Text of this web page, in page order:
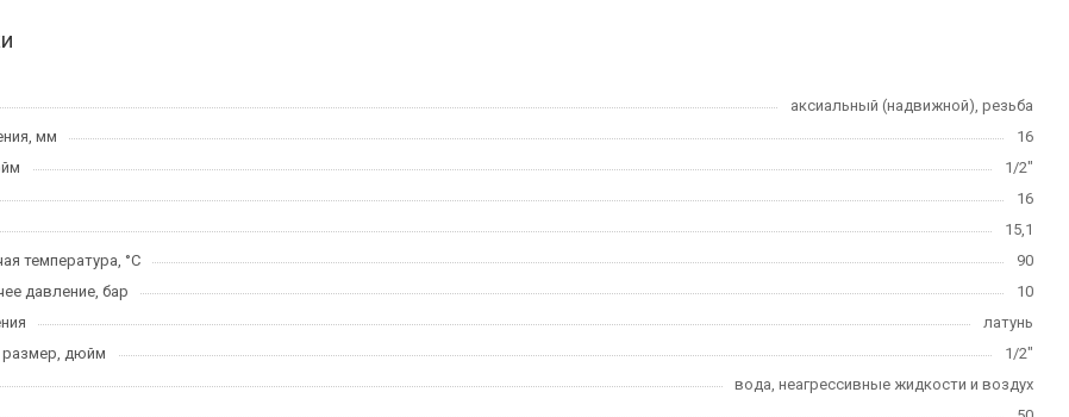
аксиальный (надвижной), резьба
мм
16
1/2"
16
15,1
температура, °C
90
давление, бар
10
латунь
размер, дюйм
1/2"
вода, неагрессивные жидкости и воздух